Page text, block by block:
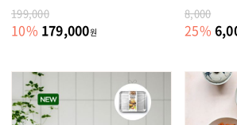
199,000
10% 179,000원
8,000
25%